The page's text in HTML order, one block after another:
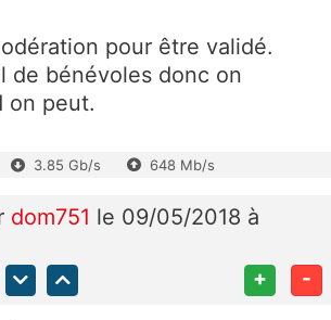
pour être validé.
de bénévoles donc on
on peut.
3.85 Gb/s 648 Mb/s
dom751 le 09/05/2018 à
+ -